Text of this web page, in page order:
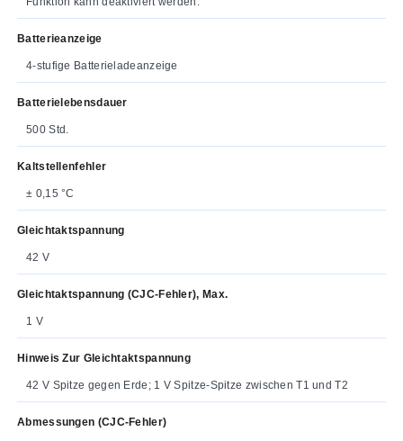
Batterieanzeige
4-stufige Batterieladeanzeige
Batterielebensdauer
500 Std.
Kaltstellenfehler
± 0,15 °C
Gleichtaktspannung
42 V
Gleichtaktspannung (CJC-Fehler), Max.
1 V
Hinweis Zur Gleichtaktspannung
42 V Spitze gegen Erde; 1 V Spitze-Spitze zwischen T1 und T2
Abmessungen (CJC-Fehler)